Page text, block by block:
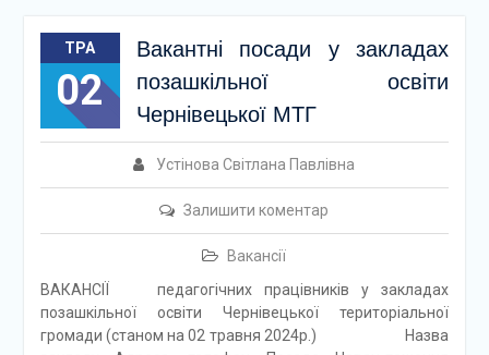
ТРА
02
Вакантні посади у закладах
позашкільної освіти
Чернівецької МТГ
Устінова Світлана Павлівна
Залишити коментар
Вакансії
ВАКАНСІЇ педагогічних працівників у закладах
позашкільної освіти Чернівецької територіальної
громади (станом на 02 травня 2024р.) Назва